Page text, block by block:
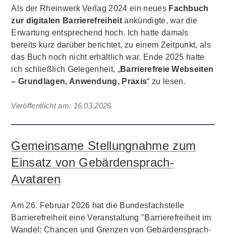
Als der Rheinwerk Verlag 2024 ein neues Fachbuch
zur digitalen Barrierefreiheit ankündigte, war die
Erwartung entsprechend hoch. Ich hatte damals
bereits kurz darüber berichtet, zu einem Zeitpunkt, als
das Buch noch nicht erhältlich war. Ende 2025 hatte
ich schließlich Gelegenheit, „Barrierefreie Webseiten
– Grundlagen, Anwendung, Praxis“ zu lesen.
Veröffentlicht am: 16.03.2026
Gemeinsame Stellungnahme zum
Einsatz von Gebärdensprach-
Avataren
Am 26. Februar 2026 hat die Bundesfachstelle
Barrierefreiheit eine Veranstaltung "Barrierefreiheit im
Wandel: Chancen und Grenzen von Gebärdensprach-